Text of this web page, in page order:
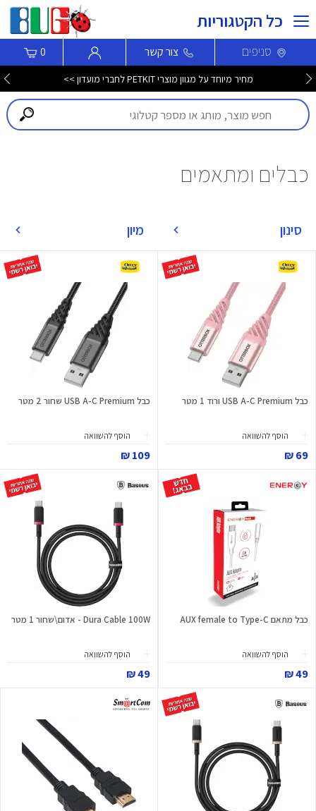
כל הקטגוריות
סניפים צור קשר 0
מחיר מיוחד על מגוון מוצרי PETKIT לחברי מועדון >>
כבלים ומתאמים
סינון מיון
כבל USB A-C Premium ורוד 1 מטר
הוסף להשוואה
69 ₪
כבל USB A-C Premium שחור 2 מטר
הוסף להשוואה
109 ₪
כבל מתאם AUX female to Type-C
הוסף להשוואה
49 ₪
Dura Cable 100W - אדום\שחור 1 מטר
הוסף להשוואה
49 ₪